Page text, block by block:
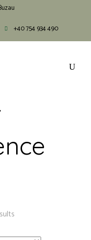
+40 754 934 490